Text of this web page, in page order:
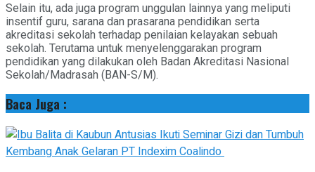
Selain itu, ada juga program unggulan lainnya yang meliputi
insentif guru, sarana dan prasarana pendidikan serta
akreditasi sekolah terhadap penilaian kelayakan sebuah
sekolah. Terutama untuk menyelenggarakan program
pendidikan yang dilakukan oleh Badan Akreditasi Nasional
Sekolah/Madrasah (BAN-S/M).
Baca Juga :